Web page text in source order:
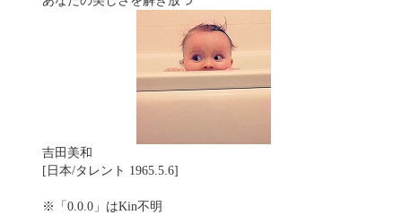
吉田美和
[日本/タレント 1965.5.6]
※「0.0.0」はKin不明